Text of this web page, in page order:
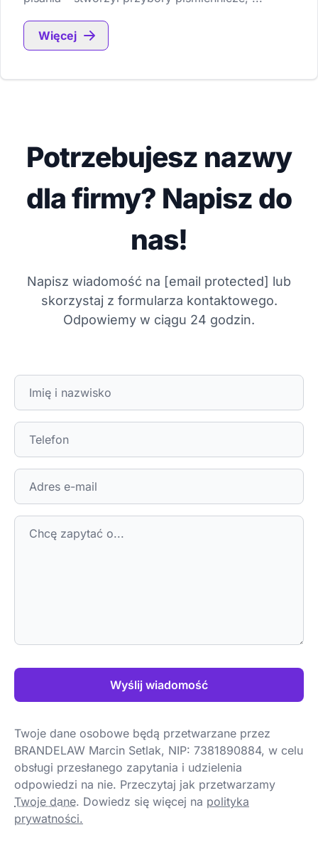
Więcej
Potrzebujesz nazwy
dla firmy? Napisz do
nas!
Napisz wiadomość na [email protected] lub
skorzystaj z formularza kontaktowego.
Odpowiemy w ciągu 24 godzin.
Wyślij wiadomość
Twoje dane osobowe będą przetwarzane przez
BRANDELAW Marcin Setlak, NIP: 7381890884, w celu
obsługi przesłanego zapytania i udzielenia
odpowiedzi na nie. Przeczytaj jak przetwarzamy
Twoje dane. Dowiedz się więcej na polityka
prywatności.